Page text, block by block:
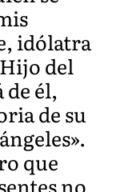
idólatra
del
él,
de su
que
no